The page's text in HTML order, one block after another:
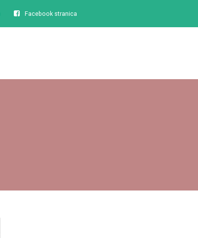
Facebook stranica